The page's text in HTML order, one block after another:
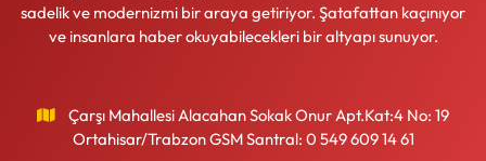
sadelik ve modernizmi bir araya getiriyor. Şatafattan kaçınıyor
ve insanlara haber okuyabilecekleri bir altyapı sunuyor.
Çarşı Mahallesi Alacahan Sokak Onur Apt.Kat:4 No: 19
Ortahisar/Trabzon GSM Santral: 0 549 609 14 61